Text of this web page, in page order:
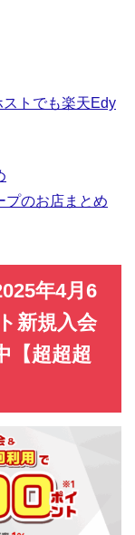
ストでも楽天Edy
プのお店まとめ
年4月6
新規入会
【超超超